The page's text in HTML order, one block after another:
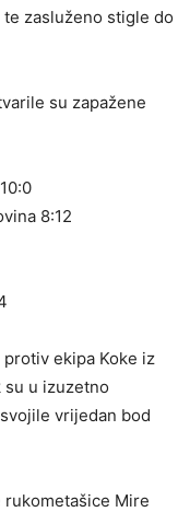
zasluženo stigle do
su zapažene
8:12
ekipa Koke iz
su u izuzetno
vrijedan bod
rukometašice Mire